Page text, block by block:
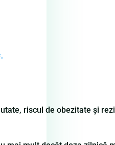
riscul de obezitate şi